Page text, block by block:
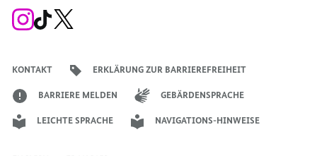
Zum
Instagram-
Zum
TikTok-
KONTAKT ERKLÄRUNG ZUR BARRIEREFREIHEIT
BARRIERE MELDEN GEBÄRDENSPRACHE
LEICHTE SPRACHE NAVIGATIONS-HINWEISE